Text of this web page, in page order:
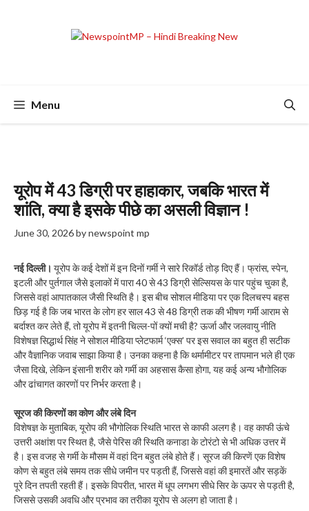
Menu
यूरोप में 43 डिग्री पर हाहाकार, जबकि भारत में
शांति, क्या है इसके पीछे का असली विज्ञान !
June 30, 2026bynewspoint mp
नई दिल्ली। यूरोप के कई देशों में इन दिनों गर्मी ने सारे रिकॉर्ड तोड़ दिए हैं। फ्रांस, स्पेन,
इटली और पुर्तगाल जैसे इलाकों में पारा 40 से 43 डिग्री सेल्सियस के पार पहुंच चुका है,
जिससे वहां आपातकाल जैसी स्थिति है। इस बीच सोशल मीडिया पर एक दिलचस्प बहस
छिड़ गई है कि जब भारत के लोग हर साल 43 से 48 डिग्री तक की भीषण गर्मी आराम से
बर्दाश्त कर लेते हैं, तो यूरोप में इतनी चिल्ल-पों क्यों मची है? ऊर्जा और जलवायु नीति
विशेषज्ञ सिद्धार्थ सिंह ने सोशल मीडिया प्लेटफार्म ‘एक्स’ पर इस सवाल का बहुत ही सटीक
और वैज्ञानिक जवाब साझा किया है। उनका कहना है कि थर्मामीटर पर तापमान भले ही एक
जैसा दिखे, लेकिन इंसानी शरीर को गर्मी का अहसास कैसा होगा, यह कई अन्य भौगोलिक
और ढांचागत कारणों पर निर्भर करता है।
सूरज की किरणों का कोण और लंबे दिन
विशेषज्ञ के मुताबिक, यूरोप की भौगोलिक स्थिति भारत से काफी अलग है। वह काफी ऊंचे
उत्तरी अक्षांश पर स्थित है, जैसे पेरिस की स्थिति कनाडा के टोरंटो से भी अधिक उत्तर में
है। इस वजह से गर्मी के मौसम में वहां दिन बहुत लंबे होते हैं। सूरज की किरणें एक विशेष
कोण से बहुत लंबे समय तक सीधे जमीन पर पड़ती हैं, जिससे वहां की इमारतें और सड़कें
पूरे दिन तपती रहती हैं। इसके विपरीत, भारत में धूप लगभग सीधे सिर के ऊपर से पड़ती है,
जिससे उसकी अवधि और प्रभाव का तरीका यूरोप से अलग हो जाता है।